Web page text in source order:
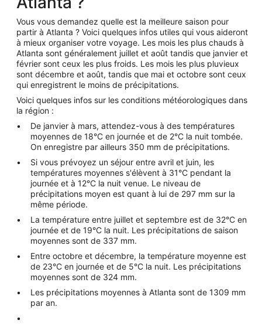
Vous vous demandez quelle est la meilleure saison pour
partir à Atlanta ? Voici quelques infos utiles qui vous aideront
à mieux organiser votre voyage. Les mois les plus chauds à
Atlanta sont généralement juillet et août tandis que janvier et
février sont ceux les plus froids. Les mois les plus pluvieux
sont décembre et août, tandis que mai et octobre sont ceux
qui enregistrent le moins de précipitations.
Voici quelques infos sur les conditions météorologiques dans
la région :
De janvier à mars, attendez-vous à des températures
moyennes de 18°C en journée et de 2°C la nuit tombée.
On enregistre par ailleurs 350 mm de précipitations.
Si vous prévoyez un séjour entre avril et juin, les
températures moyennes s'élèvent à 31°C pendant la
journée et à 12°C la nuit venue. Le niveau de
précipitations moyen est quant à lui de 297 mm sur la
même période.
La température entre juillet et septembre est de 32°C en
journée et de 19°C la nuit. Les précipitations de saison
moyennes sont de 337 mm.
Entre octobre et décembre, la température moyenne est
de 23°C en journée et de 5°C la nuit. Les précipitations
moyennes sont de 324 mm.
Les précipitations moyennes à Atlanta sont de 1309 mm
par an.